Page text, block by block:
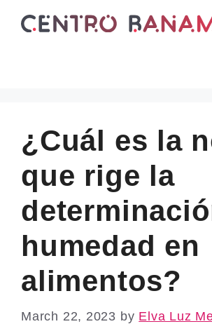
¿Cuál es la
que rige la
humedad en
alimentos?
March 22, 2023 by Elva Luz